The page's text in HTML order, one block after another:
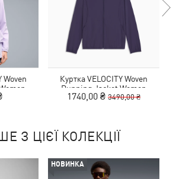
Woven
Куртка VELOCITY Woven
Running Jacket Women
1740,00 ₴ 3490,00 ₴
З ЦІЄЇ КОЛЕКЦІЇ
НОВИНКА